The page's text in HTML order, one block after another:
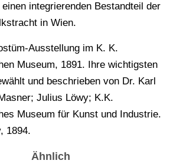
einen integrierenden Bestandteil der
in Wien.
Ausstellung im K. K.
Museum, 1891. Ihre wichtigsten
und beschrieben von Dr. Karl
Julius Löwy; K.K.
Museum für Kunst und Industrie.
1894.
Ähnlich